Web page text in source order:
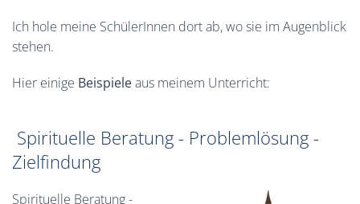
Ich hole meine SchülerInnen dort ab, wo sie im Augenblick
stehen.
Hier einige Beispieleaus meinem Unterricht:
Spirituelle Beratung - Problemlösung -
Zielfindung
Spirituelle Beratung -